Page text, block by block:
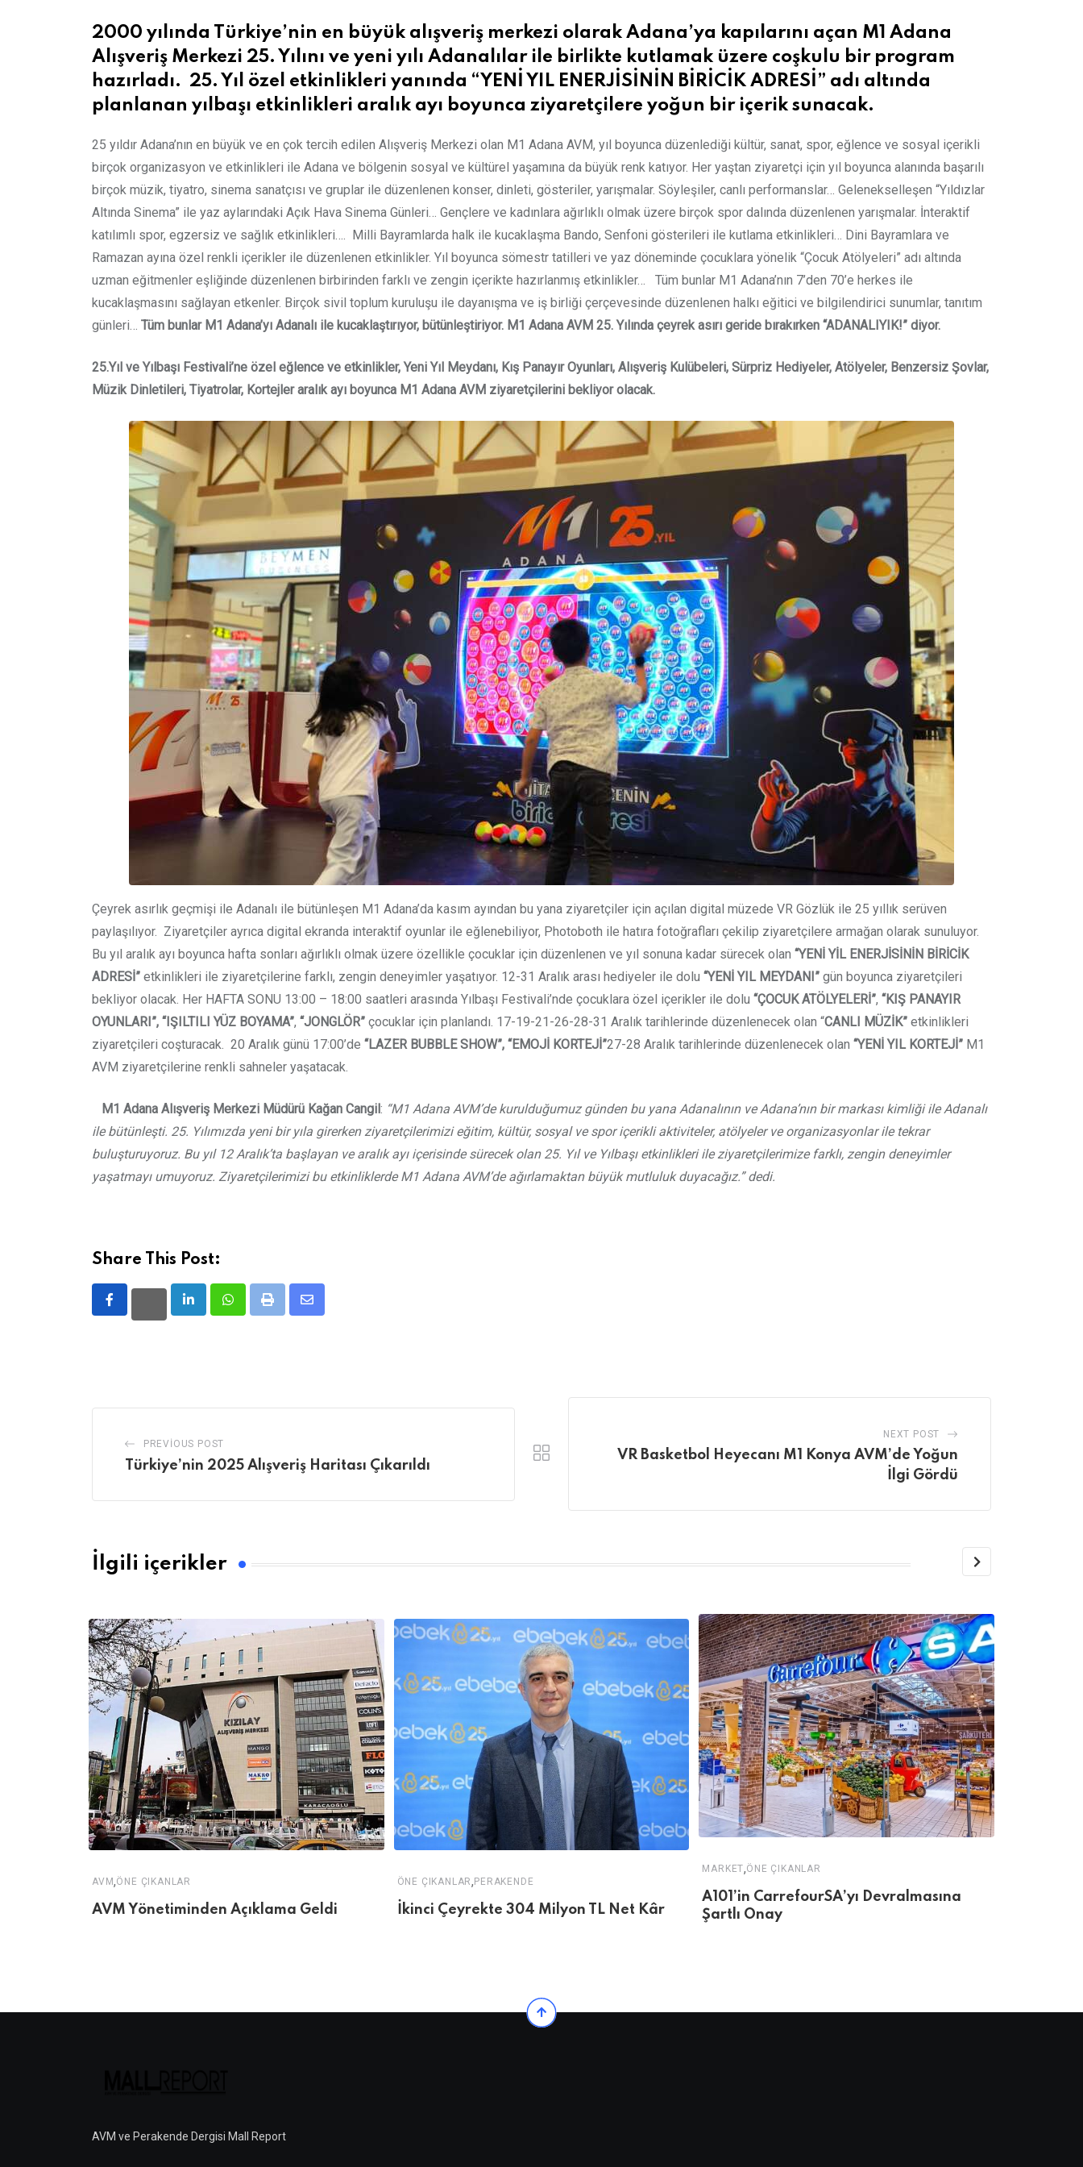
2000 yılında Türkiye’nin en büyük alışveriş merkezi olarak Adana’ya kapılarını açan M1 Adana
Alışveriş Merkezi 25. Yılını ve yeni yılı Adanalılar ile birlikte kutlamak üzere coşkulu bir program
hazırladı. 25. Yıl özel etkinlikleri yanında “YENİ YIL ENERJİSİNİN BİRİCİK ADRESİ” adı altında
planlanan yılbaşı etkinlikleri aralık ayı boyunca ziyaretçilere yoğun bir içerik sunacak.
25 yıldır Adana’nın en büyük ve en çok tercih edilen Alışveriş Merkezi olan M1 Adana AVM, yıl boyunca düzenlediği kültür, sanat, spor, eğlence ve sosyal içerikli
birçok organizasyon ve etkinlikleri ile Adana ve bölgenin sosyal ve kültürel yaşamına da büyük renk katıyor. Her yaştan ziyaretçi için yıl boyunca alanında başarılı
birçok müzik, tiyatro, sinema sanatçısı ve gruplar ile düzenlenen konser, dinleti, gösteriler, yarışmalar. Söyleşiler, canlı performanslar… Gelenekselleşen “Yıldızlar
Altında Sinema” ile yaz aylarındaki Açık Hava Sinema Günleri… Gençlere ve kadınlara ağırlıklı olmak üzere birçok spor dalında düzenlenen yarışmalar. İnteraktif
katılımlı spor, egzersiz ve sağlık etkinlikleri…. Milli Bayramlarda halk ile kucaklaşma Bando, Senfoni gösterileri ile kutlama etkinlikleri… Dini Bayramlara ve
Ramazan ayına özel renkli içerikler ile düzenlenen etkinlikler. Yıl boyunca sömestr tatilleri ve yaz döneminde çocuklara yönelik “Çocuk Atölyeleri” adı altında
uzman eğitmenler eşliğinde düzenlenen birbirinden farklı ve zengin içerikte hazırlanmış etkinlikler… Tüm bunlar M1 Adana’nın 7’den 70’e herkes ile
kucaklaşmasını sağlayan etkenler. Birçok sivil toplum kuruluşu ile dayanışma ve iş birliği çerçevesinde düzenlenen halkı eğitici ve bilgilendirici sunumlar, tanıtım
günleri… Tüm bunlar M1 Adana’yı Adanalı ile kucaklaştırıyor, bütünleştiriyor. M1 Adana AVM 25. Yılında çeyrek asırı geride bırakırken “ADANALIYIK!” diyor.
25.Yıl ve Yılbaşı Festivali’ne özel eğlence ve etkinlikler, Yeni Yıl Meydanı, Kış Panayır Oyunları, Alışveriş Kulübeleri, Sürpriz Hediyeler, Atölyeler, Benzersiz Şovlar,
Müzik Dinletileri, Tiyatrolar, Kortejler aralık ayı boyunca M1 Adana AVM ziyaretçilerini bekliyor olacak.
Çeyrek asırlık geçmişi ile Adanalı ile bütünleşen M1 Adana’da kasım ayından bu yana ziyaretçiler için açılan digital müzede VR Gözlük ile 25 yıllık serüven
paylaşılıyor. Ziyaretçiler ayrıca digital ekranda interaktif oyunlar ile eğlenebiliyor, Photoboth ile hatıra fotoğrafları çekilip ziyaretçilere armağan olarak sunuluyor.
Bu yıl aralık ayı boyunca hafta sonları ağırlıklı olmak üzere özellikle çocuklar için düzenlenen ve yıl sonuna kadar sürecek olan “YENİ YİL ENERJİSİNİN BİRİCİK
ADRESİ” etkinlikleri ile ziyaretçilerine farklı, zengin deneyimler yaşatıyor. 12-31 Aralık arası hediyeler ile dolu “YENİ YIL MEYDANI” gün boyunca ziyaretçileri
bekliyor olacak. Her HAFTA SONU 13:00 – 18:00 saatleri arasında Yılbaşı Festivali’nde çocuklara özel içerikler ile dolu “ÇOCUK ATÖLYELERİ”, “KIŞ PANAYIR
OYUNLARI”, “IŞILTILI YÜZ BOYAMA”, “JONGLÖR” çocuklar için planlandı. 17-19-21-26-28-31 Aralık tarihlerinde düzenlenecek olan “CANLI MÜZİK” etkinlikleri
ziyaretçileri coşturacak. 20 Aralık günü 17:00’de “LAZER BUBBLE SHOW”, “EMOJİ KORTEJİ”27-28 Aralık tarihlerinde düzenlenecek olan “YENİ YIL KORTEJİ” M1
AVM ziyaretçilerine renkli sahneler yaşatacak.
M1 Adana Alışveriş Merkezi Müdürü Kağan Cangil : “M1 Adana AVM’de kurulduğumuz günden bu yana Adanalının ve Adana’nın bir markası kimliği ile Adanalı
ile bütünleşti. 25. Yılımızda yeni bir yıla girerken ziyaretçilerimizi eğitim, kültür, sosyal ve spor içerikli aktiviteler, atölyeler ve organizasyonlar ile tekrar
buluşturuyoruz. Bu yıl 12 Aralık’ta başlayan ve aralık ayı içerisinde sürecek olan 25. Yıl ve Yılbaşı etkinlikleri ile ziyaretçilerimize farklı, zengin deneyimler
yaşatmayı umuyoruz. Ziyaretçilerimizi bu etkinliklerde M1 Adana AVM’de ağırlamaktan büyük mutluluk duyacağız.” dedi.
Share This Post:
LinkedInWhatsappPrint
Share
PREVIOUS POST
Türkiye’nin 2025 Alışveriş Haritası Çıkarıldı
NEXT POST
VR Basketbol Heyecanı M1 Konya AVM’de Yoğun
İlgi Gördü
İlgili içerikler
AVM,ÖNE ÇIKANLAR
AVM Yönetiminden Açıklama Geldi
ÖNE ÇIKANLAR, PERAKENDE
İkinci Çeyrekte 304 Milyon TL Net Kâr
MARKET,ÖNE ÇIKANLAR
A101’in CarrefourSA’yı Devralmasına
Şartlı Onay
AVM ve Perakende Dergisi Mall Report